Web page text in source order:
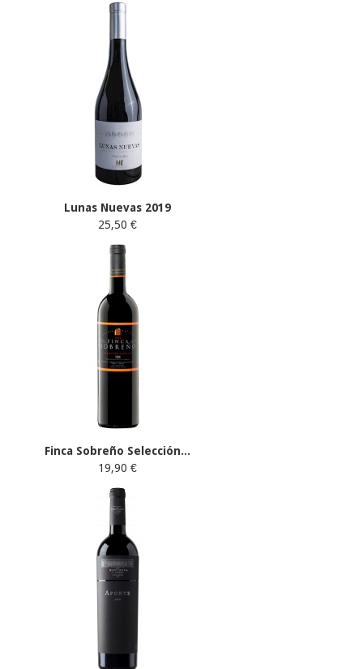
Lunas Nuevas 2019
25,50 €
Finca Sobreño Selección...
19,90 €